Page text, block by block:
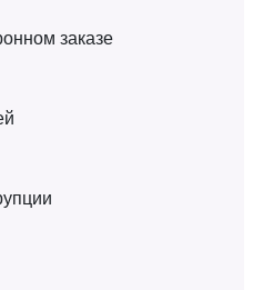
заказе